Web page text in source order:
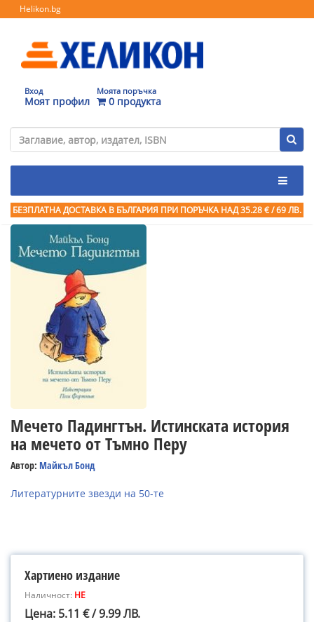
Helikon.bg
Вход
Моят профил
Моята поръчка
0 продукта
БЕЗПЛАТНА ДОСТАВКА В БЪЛГАРИЯ ПРИ ПОРЪЧКА НАД 35.28 € / 69 ЛВ.
Мечето Падингтън. Истинската история
на мечето от Тъмно Перу
Автор: Майкъл Бонд
Литературните звезди на 50-те
Хартиено издание
Наличност: НЕ
Цена: 5.11 € / 9.99 ЛВ.